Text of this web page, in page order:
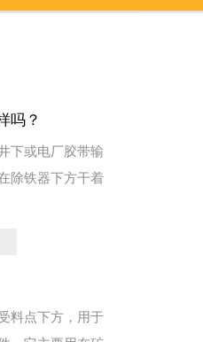
吗？
下或电厂胶带输
除铁器下方干着
料点下方，用于